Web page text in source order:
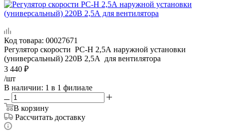
Код товара: 00027671
Регулятор скорости РС-Н 2,5А наружной установки
(универсальный) 220В 2,5А для вентилятора
3 440 ₽
/шт
В наличии: 1 в 1 филиале
В корзину
Рассчитать доставку